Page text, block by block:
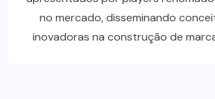
no mercado, disseminando
inovadoras na construção de